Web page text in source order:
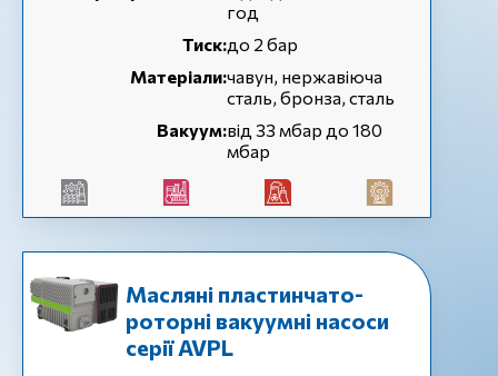
год
Тиск:до 2 бар
Матеріали:чавун, нержавіюча
сталь, бронза, сталь
Вакуум:від 33 мбар до 180
мбар
Масляні пластинчато-
роторні вакуумні насоси
серії AVPL